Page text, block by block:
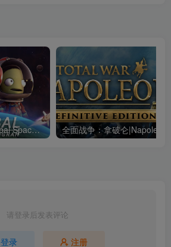
坎巴拉太空计划|Kerbal Space Program|1.12.5.3190|整合全DLC
请登录后发表评论
登录 注册